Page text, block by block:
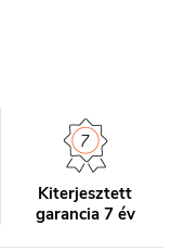
Kiterjesztett
garancia 7 év